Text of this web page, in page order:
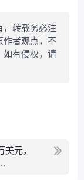
，转载务必注
作者观点，不
如有侵权，请
元，